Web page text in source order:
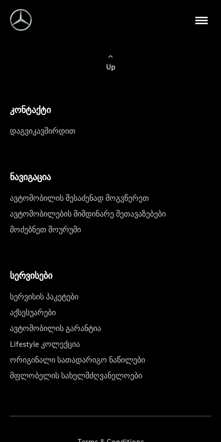
Up
კონტაქტი
დაგვიკავშირდით
ნავიგაცია
ავტომობილის შესაძენად მოგვწერეთ
ავტომობილების მიმდინარე შეთავაზებები
მოძებნეთ შოურუმი
სერვისები
სერვისის პაკეტები
აქსესუარები
ავტომობილის გარანტია
Lifestyle კოლექცია
ორიგინალი სათადარიგო ნაწილები
მფლობელის სახელმძღვანელოები